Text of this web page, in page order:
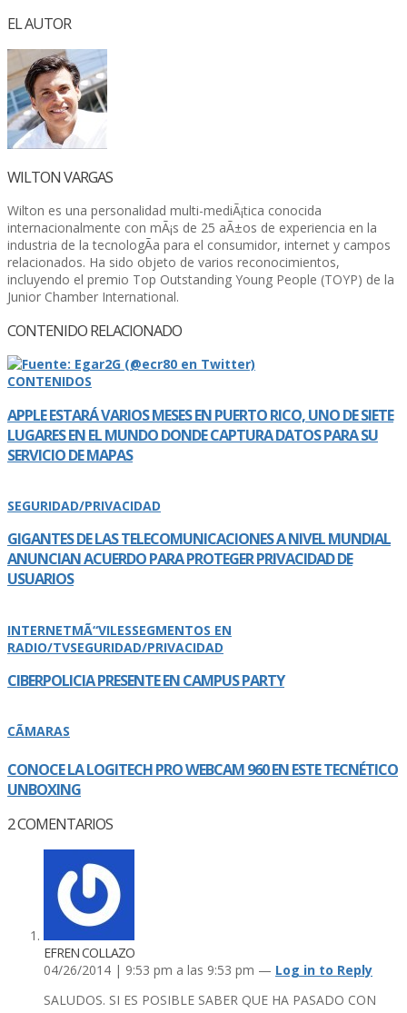
EL AUTOR
WILTON VARGAS
Wilton es una personalidad multi-mediÃ¡tica conocida
internacionalmente con mÃ¡s de 25 aÃ±os de experiencia en la
industria de la tecnologÃ­a para el consumidor, internet y campos
relacionados. Ha sido objeto de varios reconocimientos,
incluyendo el premio Top Outstanding Young People (TOYP) de la
Junior Chamber International.
CONTENIDO RELACIONADO
CONTENIDOS
APPLE ESTARÁ VARIOS MESES EN PUERTO RICO, UNO DE SIETE
LUGARES EN EL MUNDO DONDE CAPTURA DATOS PARA SU
SERVICIO DE MAPAS
SEGURIDAD/PRIVACIDAD
GIGANTES DE LAS TELECOMUNICACIONES A NIVEL MUNDIAL
ANUNCIAN ACUERDO PARA PROTEGER PRIVACIDAD DE
USUARIOS
INTERNETMÃ“VILESSEGMENTOS EN
RADIO/TVSEGURIDAD/PRIVACIDAD
CIBERPOLICIA PRESENTE EN CAMPUS PARTY
CÃMARAS
CONOCE LA LOGITECH PRO WEBCAM 960 EN ESTE TECNÉTICO
UNBOXING
2COMENTARIOS
EFREN COLLAZO
04/26/2014 | 9:53 pm a las 9:53 pm — Log in to Reply
SALUDOS. SI ES POSIBLE SABER QUE HA PASADO CON